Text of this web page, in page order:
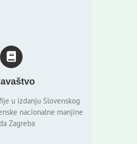
u izdanju Slovenskog
nacionalne manjine
Zagreba